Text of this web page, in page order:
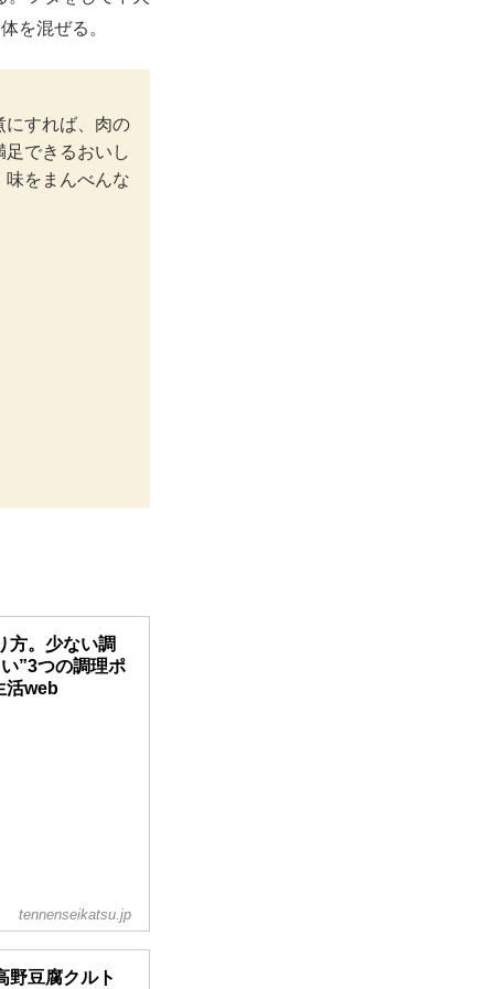
を混ぜる。
にすれば、肉の
足できるおいし
味をまんべんな
方。少ない調
”3つの調理ポ
活web
tennenseikatsu.jp
野豆腐クルト